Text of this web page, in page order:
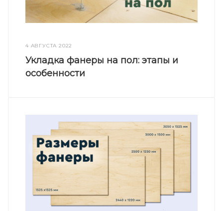
4 АВГУСТА 2022
Укладка фанеры на пол: этапы и
особенности